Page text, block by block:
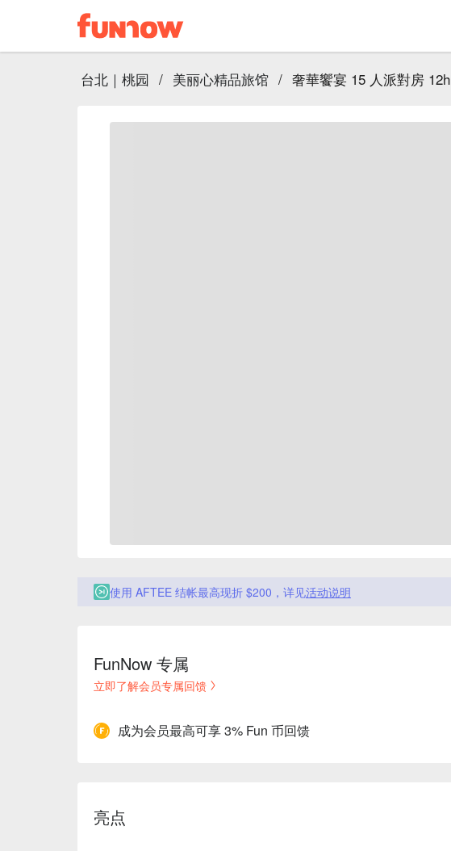
台北｜桃园 / 美丽心精品旅馆 / 奢華饗宴 15 人派對房 12h
使用 AFTEE 结帐最高现折 $200，详见活动说明
FunNow 专属
立即了解会员专属回馈
成为会员最高可享 3% Fun 币回馈
亮点